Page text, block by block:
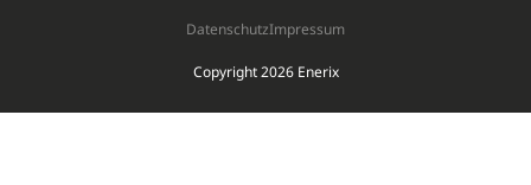
Copyright 2026 Enerix
DatenschutzImpressum